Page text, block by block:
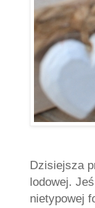
Dzisiejsza
lodowej.
nietypowej